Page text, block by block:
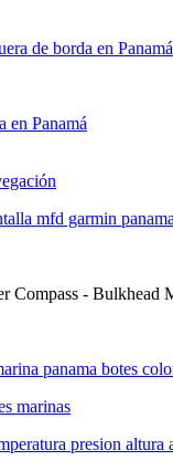
marinas